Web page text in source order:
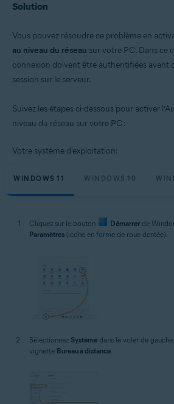
Solution
Vous pouvez résoudre ce problème en
au niveau du réseau sur votre PC. Dans ce
connexion doivent être authentifiées avant
session sur le serveur.
Suivez les étapes ci-dessous pour activer
niveau du réseau sur votre PC :
Votre système d'exploitation:
WINDOWS 11 WINDOWS 10
Cliquez sur le bouton Démarrer de
Paramètres (icône en forme de roue dentée).
Sélectionnez Système dans le volet de
vignette Bureau à distance.